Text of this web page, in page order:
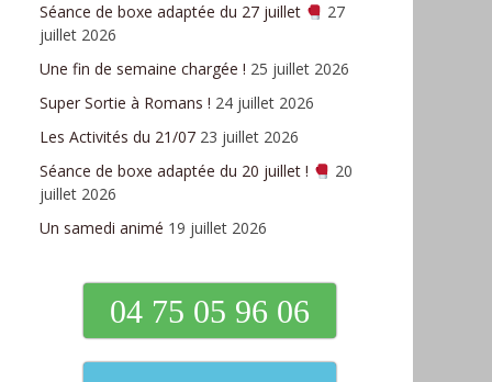
Séance de boxe adaptée du 27 juillet
27
juillet 2026
Une fin de semaine chargée ! 25 juillet 2026
Super Sortie à Romans ! 24 juillet 2026
Les Activités du 21/07 23 juillet 2026
Séance de boxe adaptée du 20 juillet !
20
juillet 2026
Un samedi animé 19 juillet 2026
04 75 05 96 06